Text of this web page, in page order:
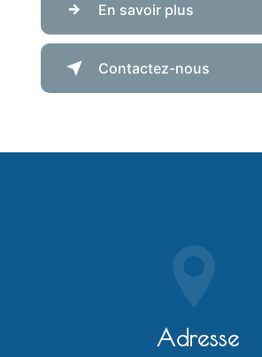
En savoir plus
Contactez-nous
Adresse